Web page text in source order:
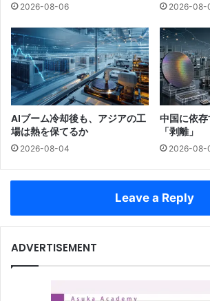
2026-08-06 2026-08-
AIブーム冷却後も、アジアの工
場は熱を保てるか
2026-08-04
中国に依
「剥離」
2026-08-
Leave a Reply
ADVERTISEMENT